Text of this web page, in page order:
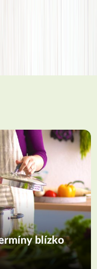
blízko